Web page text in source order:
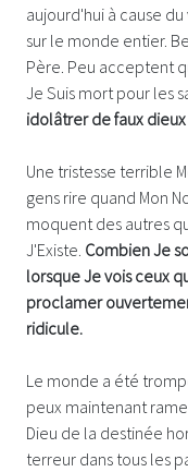
aujourd'hui à cause
sur le monde entier.
Père. Peu acceptent
Je Suis mort pour les
idolâtrer de faux
Une tristesse terrible
gens rire quand Mon
moquent des autres
J'Existe. Combien Je
lorsque Je vois ceux
proclamer
ridicule.
Le monde a été
peux maintenant
Dieu de la destinée
terreur dans tous les